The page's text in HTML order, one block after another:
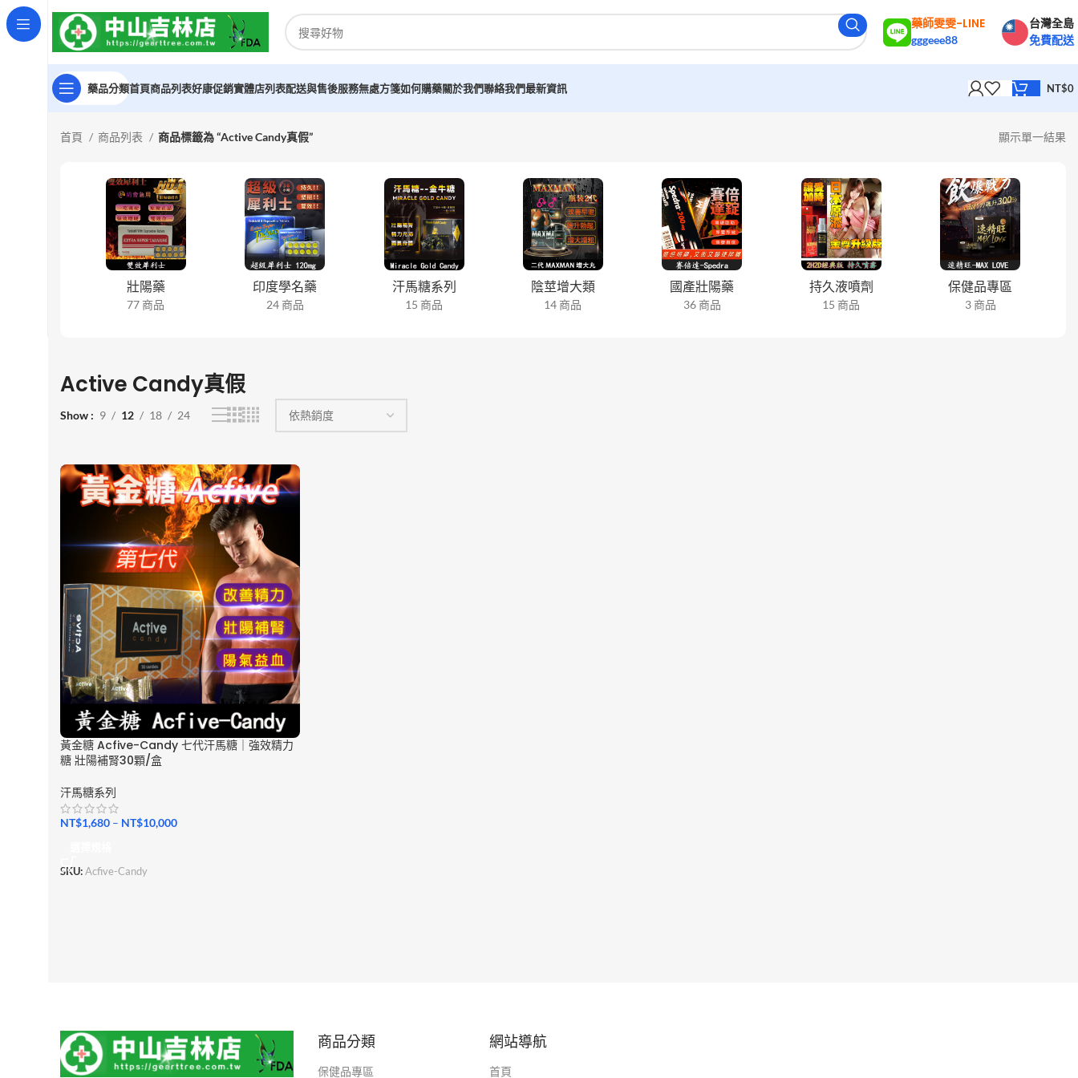
藥師雯雯-LINE
gggeee88
台灣全島
免費配送
藥品分類首頁商品列表好康促銷實體店列表配送與售後服務無處方箋如何購藥關於我們聯絡我們最新資訊 NT$0
首頁 商品列表 商品標籤為 “Active Candy真假” 顯示單一結果
壯陽藥
77 商品
印度學名藥
24 商品
汗馬糖系列
15 商品
陰莖增大類
14 商品
國產壯陽藥
36 商品
持久液噴劑
15 商品
保健品專區
3 商品
Active Candy真假
Show 9 12 18 24
黃金糖 Acfive-Candy 七代汗馬糖｜強效精力
糖 壯陽補腎30顆/盒
汗馬糖系列
NT$1,680 – NT$10,000
SKU:Acfive-Candy
商品分類
保健品專區
網站導航
首頁